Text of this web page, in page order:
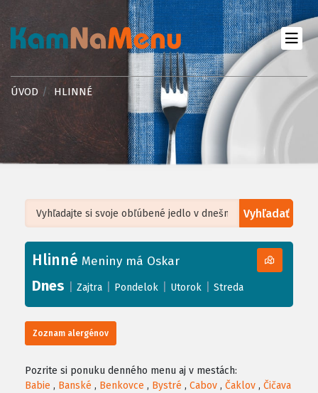
ÚVOD HLINNÉ
Vyhľadať
+
−
Leaflet| ©OpenStreetMap, Tiles courtesy ofHumanitarian OpenStreetMap
Hlinné Meniny má Oskar
Dnes Zajtra Pondelok Utorok Streda
Zoznam alergénov
Pozrite si ponuku denného menu aj v mestách:
Babie , Banské , Benkovce , Bystré , Cabov , Čaklov , Čičava